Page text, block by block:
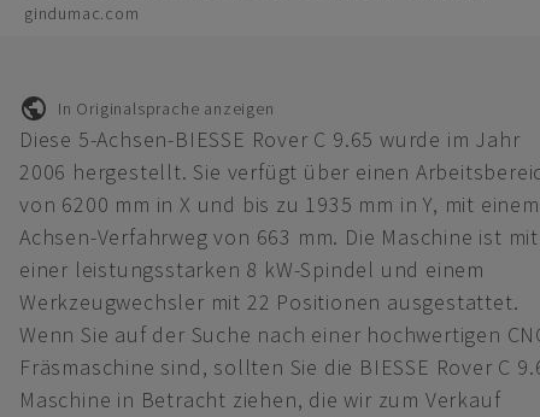
gindumac.com
In Originalsprache anzeigen
Diese 5-Achsen-BIESSE Rover C 9.65 wurde im Jahr
2006 hergestellt. Sie verfügt über einen
von 6200 mm in X und bis zu 1935 mm in Y, mit
Achsen-Verfahrweg von 663 mm. Die Maschine ist mit
einer leistungsstarken 8 kW-Spindel und einem
Werkzeugwechsler mit 22 Positionen ausgestattet.
Wenn Sie auf der Suche nach einer hochwertigen
Fräsmaschine sind, sollten Sie die BIESSE Rover C
Maschine in Betracht ziehen, die wir zum Verkauf